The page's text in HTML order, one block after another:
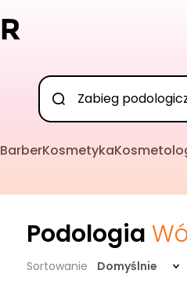
BarberKosmetyka
Podologia
Sortowanie Domyślnie